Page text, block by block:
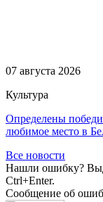
07 августа 2026
Культура
Определены
любимое место в
Все новости
Нашли ошибку?
Ctrl+Enter.
Сообщение об